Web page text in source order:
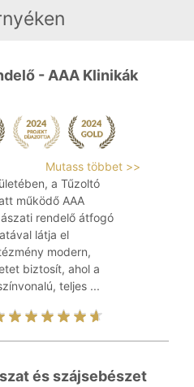
- AAA Klinikák
Mutass többet >>
a Tűzoltó
működő AAA
rendelő átfogó
látja el
modern,
biztosít, ahol a
teljes ...
és szájsebészet